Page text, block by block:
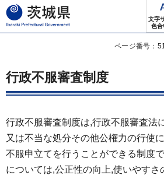
茨城県
文字
色合
ページ番号：
行政不服審査制度
行政不服審査制度は,行政不服審査法
又は不当な処分その他公権力の行使
不服申立てを行うことができる制度
については,公正性の向上,使いやすさ